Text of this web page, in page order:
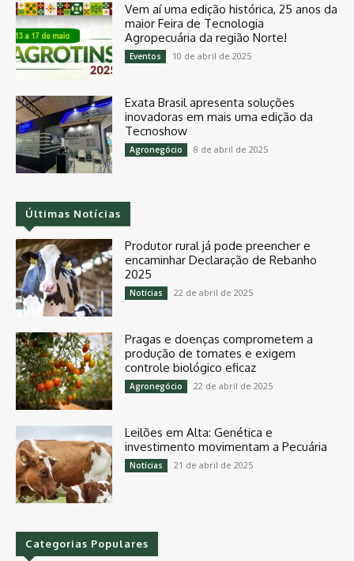
Vem aí uma edição histórica, 25 anos da
maior Feira de Tecnologia
Agropecuária da região Norte!
Eventos 10 de abril de 2025
Exata Brasil apresenta soluções
inovadoras em mais uma edição da
Tecnoshow
Agronegócio 8 de abril de 2025
Últimas Notícias
Produtor rural já pode preencher e
encaminhar Declaração de Rebanho
2025
Notícias 22 de abril de 2025
Pragas e doenças comprometem a
produção de tomates e exigem
controle biológico eficaz
Agronegócio 22 de abril de 2025
Leilões em Alta: Genética e
investimento movimentam a Pecuária
Notícias 21 de abril de 2025
Categorias Populares